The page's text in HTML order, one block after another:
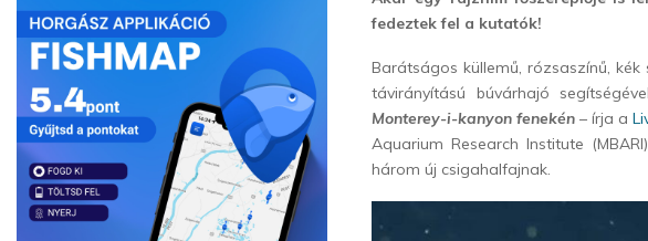
fedeztek fel a kutatók!
Barátságos küllemű, rózsaszínű,
távirányítású búvárhajó
Monterey-i-kanyon fenekén – írja a
Aquarium Research Institute
három új csigahalfajnak.